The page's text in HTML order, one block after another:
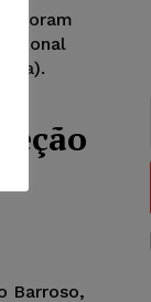
foram
Barroso,